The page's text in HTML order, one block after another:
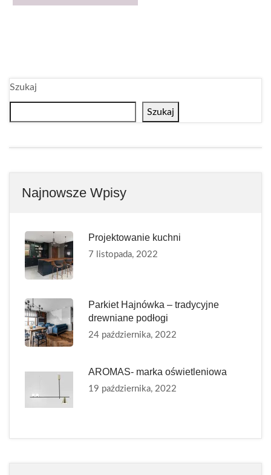
Szukaj
Szukaj
Najnowsze Wpisy
Projektowanie kuchni
7 listopada, 2022
Parkiet Hajnówka – tradycyjne
drewniane podłogi
24 października, 2022
AROMAS- marka oświetleniowa
19 października, 2022